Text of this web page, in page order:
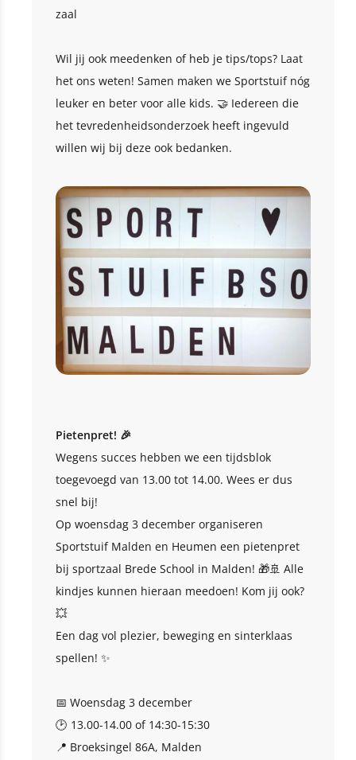
zaal
Wil jij ook meedenken of heb je tips/tops? Laat
het ons weten! Samen maken we Sportstuif nóg
leuker en beter voor alle kids. 🤝 Iedereen die
het tevredenheidsonderzoek heeft ingevuld
willen wij bij deze ook bedanken.
Pietenpret! 🎉
Wegens succes hebben we een tijdsblok
toegevoegd van 13.00 tot 14.00. Wees er dus
snel bij!
Op woensdag 3 december organiseren
Sportstuif Malden en Heumen een pietenpret
bij sportzaal Brede School in Malden! 🎁🚢 Alle
kindjes kunnen hieraan meedoen! Kom jij ook?
💥
Een dag vol plezier, beweging en sinterklaas
spellen! ✨
📅 Woensdag 3 december
🕑 13.00-14.00 of 14:30-15:30
📍 Broeksingel 86A, Malden